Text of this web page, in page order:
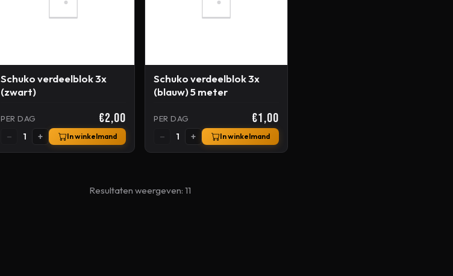
Schuko verdeelblok 3x
(zwart)
PER DAG €2,00
− 1 + In winkelmand
Schuko verdeelblok 3x
(blauw) 5 meter
PER DAG €1,00
− 1 + In winkelmand
Resultaten weergeven: 11